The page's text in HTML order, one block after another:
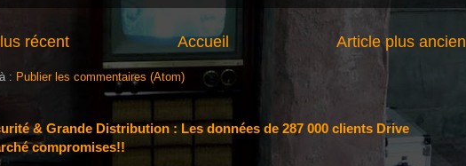
récent Article plus ancien
Accueil
: Publier les commentaires (Atom)
& Grande Distribution : Les données de 287 000 clients Drive
compromises!!